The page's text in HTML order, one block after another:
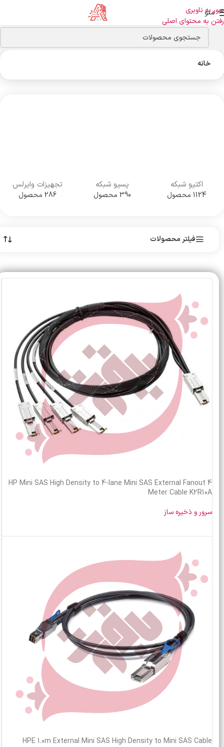
عبور به ناوبری
رفتن به محتوای اصلی
منو
خانه
اکتیو شبکه
1124 محصول
پسیو شبکه
390 محصول
تجهیزات وایرلس
286 محصول
فیلتر محصولات
HP Mini SAS High Density to 4-lane Mini SAS External Fanout 4
Meter Cable K2R10A
سرور و ذخیره ساز
HPE 1.0m External Mini SAS High Density to Mini SAS Cable